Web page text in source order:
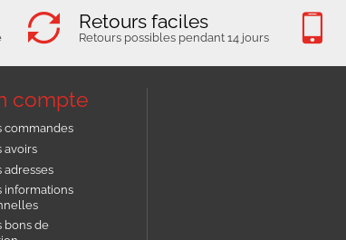
Retours faciles
Retours possibles pendant 14 jours
compte
commandes
avoirs
adresses
informations
bons de